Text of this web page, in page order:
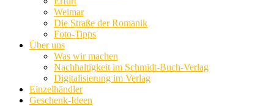
Weimar
Die Straße der Romanik
Foto-Tipps
Über uns
Was wir machen
Nachhaltigkeit im Schmidt-Buch-Verlag
Digitalisierung im Verlag
Einzelhändler
Geschenk-Ideen